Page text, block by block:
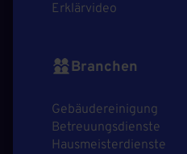
Erklärvideo
Branchen
Gebäudereinigung
Betreuungsdienste
Hausmeisterdienste